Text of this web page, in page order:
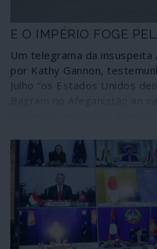
E O IMPÉRIO FOGE
Um telegrama da
por Kathy Gannon,
Julho “os Estados Unidos
deu pela partida dos norte-
horas depois, segundo